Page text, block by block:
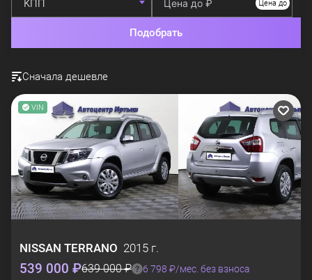
Цена до
Подобрать
Сначала дешевле
VIN
NISSAN TERRANO 2015 г.
539 000 ₽639 000 ₽ 6 798 ₽/мес. без взноса